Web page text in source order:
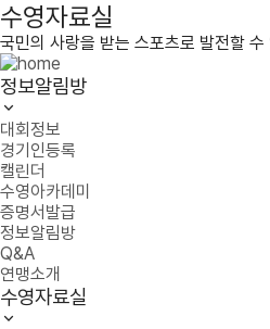
수영자료실
국민의 사랑을 받는 스포츠로 발전할
정보알림방
대회정보
경기인등록
캘린더
수영아카데미
증명서발급
정보알림방
Q&A
연맹소개
수영자료실